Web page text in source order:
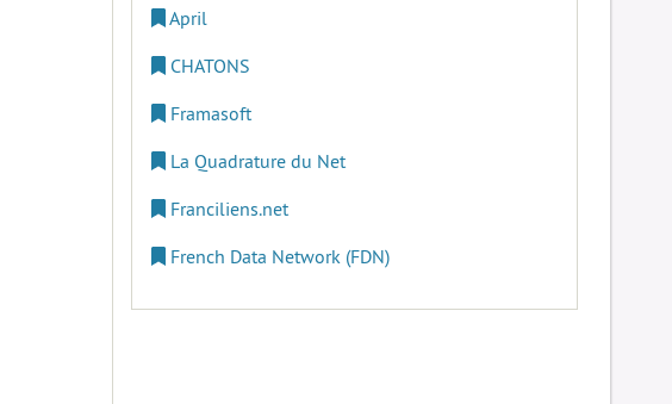
April
CHATONS
Framasoft
La Quadrature du Net
Franciliens.net
French Data Network (FDN)